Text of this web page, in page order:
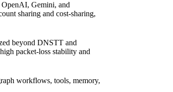
OpenAI, Gemini, and
sharing and cost-sharing,
beyond DNSTT and
packet-loss stability and
workflows, tools, memory,